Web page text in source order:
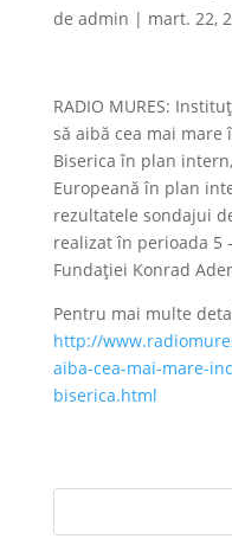
de admin | mart. 22,
RADIO MURES:
să aibă cea mai
Biserica în plan
Europeană în plan
rezultatele sondajui
realizat în perioada 5
Fundației Konrad
Pentru mai multe
http://
aiba-cea-mai-mare-
biserica.html